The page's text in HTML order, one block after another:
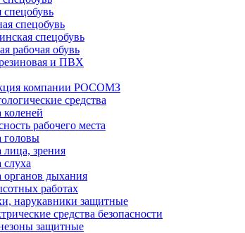
спецобувь
спецобувь
спецобувь
рабочая обувь
и ПВХ
компании РОСОМЗ
средства
коленей
рабочего места
головы
лица, зрения
слуха
органов дыхания
работах
нарукавники защитные
средства безопасности
защитные